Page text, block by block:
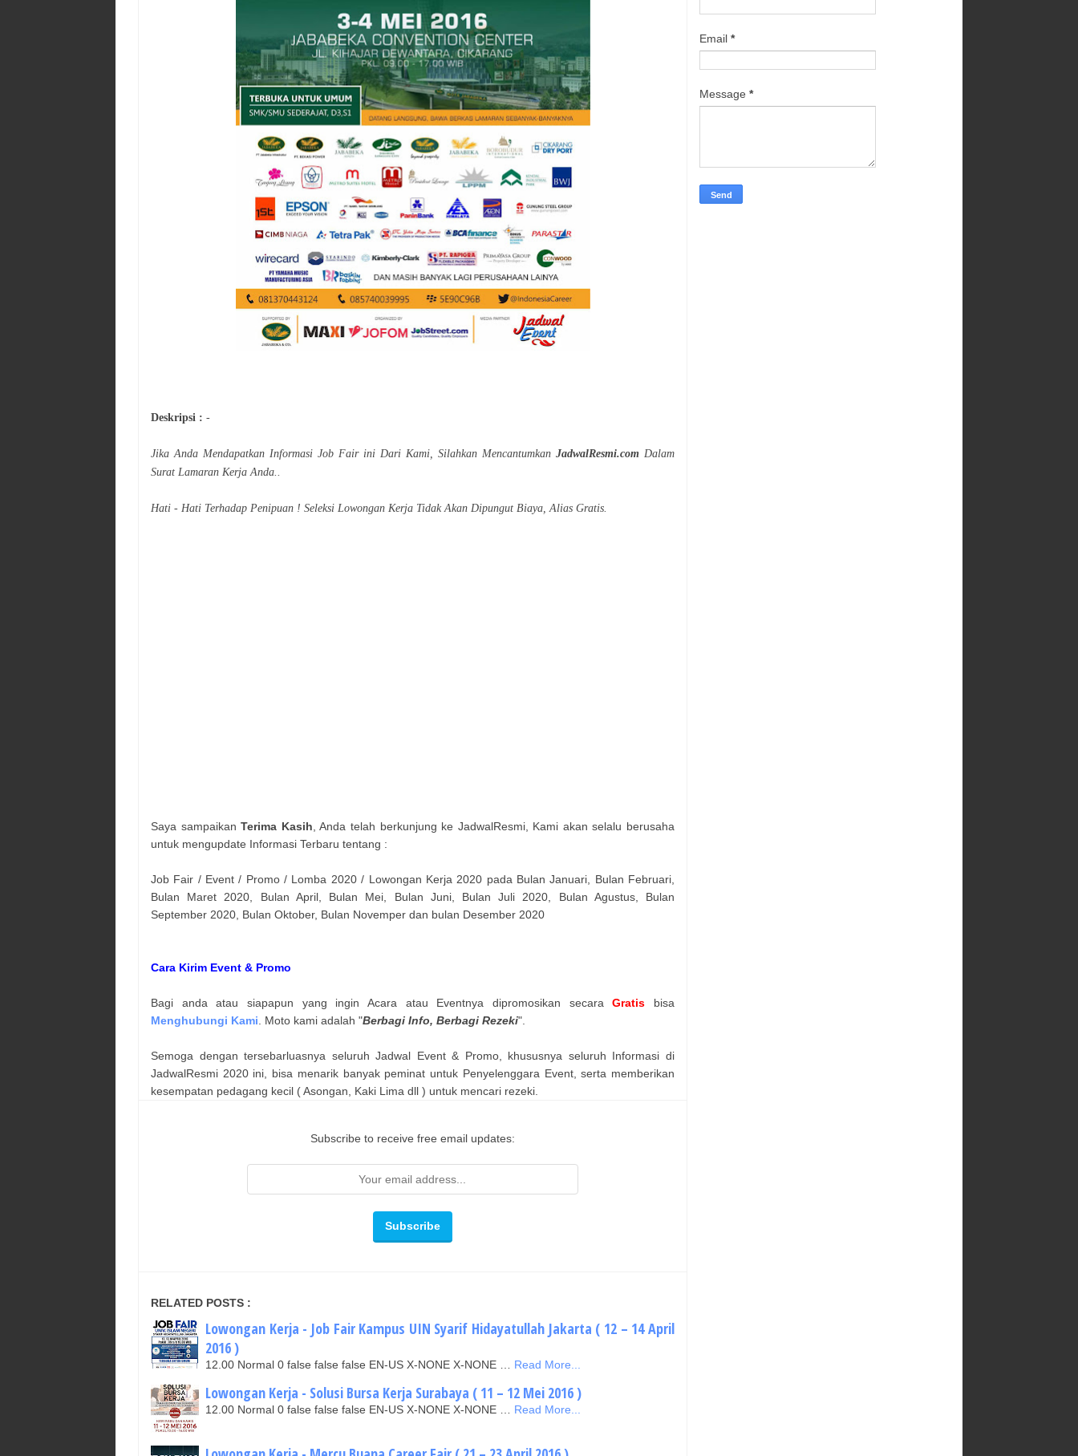
Deskripsi : -
Jika Anda Mendapatkan Informasi Job Fair ini Dari Kami, Silahkan Mencantumkan JadwalResmi.com Dalam
Surat Lamaran Kerja Anda..
Hati - Hati Terhadap Penipuan ! Seleksi Lowongan Kerja Tidak Akan Dipungut Biaya, Alias Gratis.
Saya sampaikanTerima Kasih , Anda telah berkunjung ke JadwalResmi, Kami akan selalu berusaha
untuk mengupdate Informasi Terbaru tentang :
Job Fair / Event / Promo / Lomba 2020 / Lowongan Kerja 2020 pada Bulan Januari, Bulan Februari,
Bulan Maret 2020, Bulan April, Bulan Mei, Bulan Juni, Bulan Juli 2020, Bulan Agustus, Bulan
September 2020, Bulan Oktober, Bulan Novemper dan bulan Desember 2020
Cara Kirim Event & Promo
Bagi anda atau siapapun yang ingin Acara atau Eventnya dipromosikan secaraGratis bisa
Menghubungi Kami . Moto kami adalah "Berbagi Info, Berbagi Rezeki".
Semoga dengan tersebarluasnya seluruh Jadwal Event & Promo, khususnya seluruh Informasi di
JadwalResmi 2020 ini, bisa menarik banyak peminat untuk Penyelenggara Event, serta memberikan
kesempatan pedagang kecil ( Asongan, Kaki Lima dll ) untuk mencari rezeki.
Subscribe to receive free email updates:
RELATED POSTS :
Lowongan Kerja - Job Fair Kampus UIN Syarif Hidayatullah Jakarta ( 12 – 14 April
2016 )
12.00 Normal 0 false false false EN-US X-NONE X-NONE … Read More...
Lowongan Kerja - Solusi Bursa Kerja Surabaya ( 11 – 12 Mei 2016 )
12.00 Normal 0 false false false EN-US X-NONE X-NONE … Read More...
Email *
Message *